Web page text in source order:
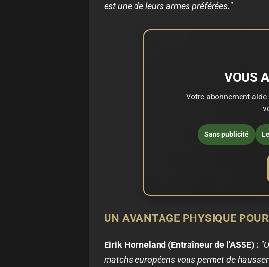
est une de leurs armes préférées."
VOUS
Votre abonnement
Sans publicité
UN AVANTAGE PHYSIQUE
Eirik Horneland (Entraîneur de l'ASSE) :
matchs européens vous permet de